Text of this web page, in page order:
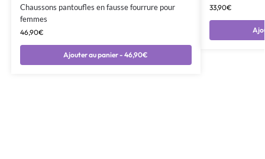
Chaussons pantoufles en fausse fourrure pour
femmes
46,90€
Ajouter au panier - 46,90€
33,90€